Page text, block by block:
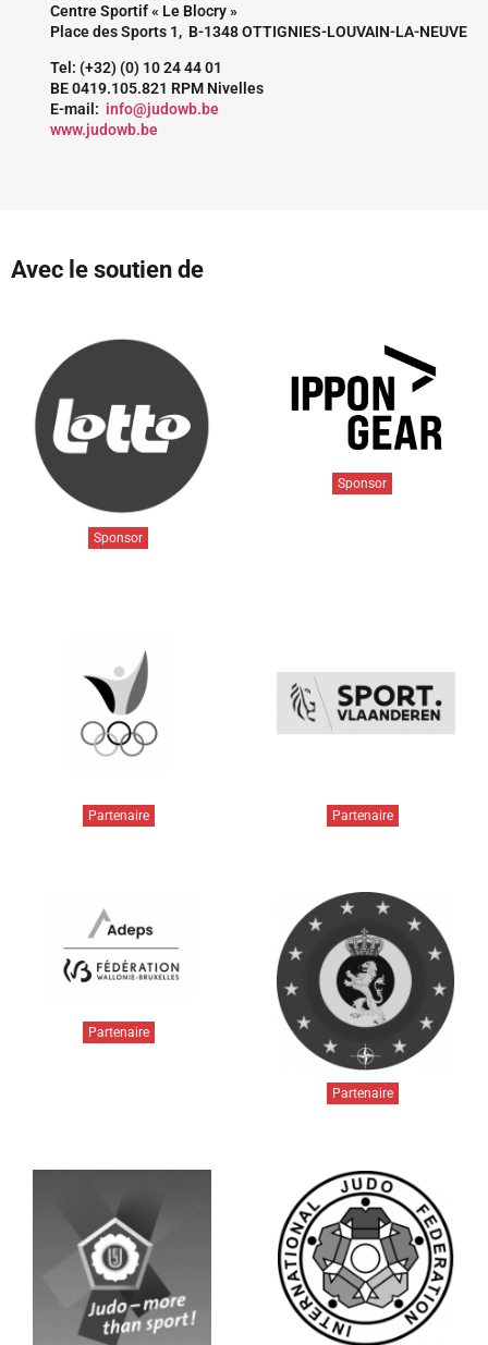
Centre Sportif « Le Blocry »
Place des Sports 1, B-1348 OTTIGNIES-LOUVAIN-LA-NEUVE
Tel: (+32) (0) 10 24 44 01
BE 0419.105.821 RPM Nivelles
E-mail: info@judowb.be
www.judowb.be
Avec le soutien de
Sponsor
Sponsor
Partenaire Partenaire
Partenaire
Partenaire